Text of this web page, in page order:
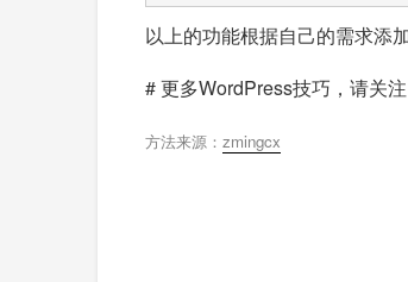
以上的功能根据自己的需求添
# 更多WordPress技巧，请关
方法来源： zmingcx